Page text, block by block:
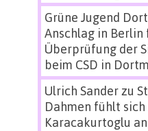
Grüne Jugend
Anschlag in
Überprüfung der
beim CSD in
Ulrich Sanderzu
Dahmen fühlt sich
Karacakurtoglu